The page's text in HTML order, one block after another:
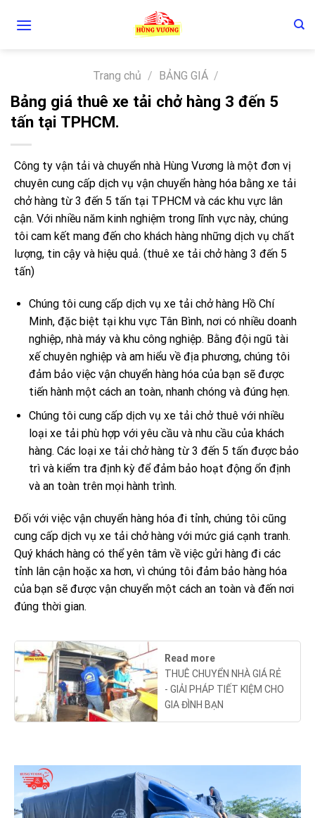
Trang chủ / BẢNG GIÁ /
Bảng giá thuê xe tải chở hàng 3 đến 5
tấn tại TPHCM.
Công ty vận tải và chuyển nhà Hùng Vương là một đơn vị
chuyên cung cấp dịch vụ vận chuyển hàng hóa bằng xe tải
chở hàng từ 3 đến 5 tấn tại TPHCM và các khu vực lân
cận. Với nhiều năm kinh nghiệm trong lĩnh vực này, chúng
tôi cam kết mang đến cho khách hàng những dịch vụ chất
lượng, tin cậy và hiệu quả. (thuê xe tải chở hàng 3 đến 5
tấn)
Chúng tôi cung cấp dịch vụ xe tải chở hàng Hồ Chí
Minh, đặc biệt tại khu vực Tân Bình, nơi có nhiều doanh
nghiệp, nhà máy và khu công nghiệp. Bằng đội ngũ tài
xế chuyên nghiệp và am hiểu về địa phương, chúng tôi
đảm bảo việc vận chuyển hàng hóa của bạn sẽ được
tiến hành một cách an toàn, nhanh chóng và đúng hẹn.
Chúng tôi cung cấp dịch vụ xe tải chở thuê với nhiều
loại xe tải phù hợp với yêu cầu và nhu cầu của khách
hàng. Các loại xe tải chở hàng từ 3 đến 5 tấn được bảo
trì và kiểm tra định kỳ để đảm bảo hoạt động ổn định
và an toàn trên mọi hành trình.
Đối với việc vận chuyển hàng hóa đi tỉnh, chúng tôi cũng
cung cấp dịch vụ xe tải chở hàng với mức giá cạnh tranh.
Quý khách hàng có thể yên tâm về việc gửi hàng đi các
tỉnh lân cận hoặc xa hơn, vì chúng tôi đảm bảo hàng hóa
của bạn sẽ được vận chuyển một cách an toàn và đến nơi
đúng thời gian.
Read more
THUÊ CHUYỂN NHÀ GIÁ RẺ
- GIẢI PHÁP TIẾT KIỆM CHO
GIA ĐÌNH BẠN